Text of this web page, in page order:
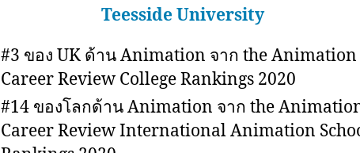
Teesside University
#3 ของ UK ด้าน Animation จาก the Animation
Career Review College Rankings 2020
#14 ของโลกด้าน Animation จาก the
Career Review International Animation